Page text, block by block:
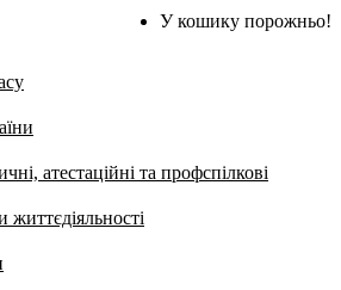
У кошику порожньо!
атестаційні та профспілкові